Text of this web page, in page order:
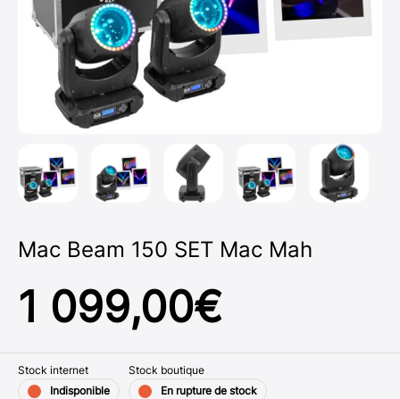
Mac Beam 150 SET Mac Mah
1 099,00€
Stock internet
Indisponible
Stock boutique
En rupture de stock